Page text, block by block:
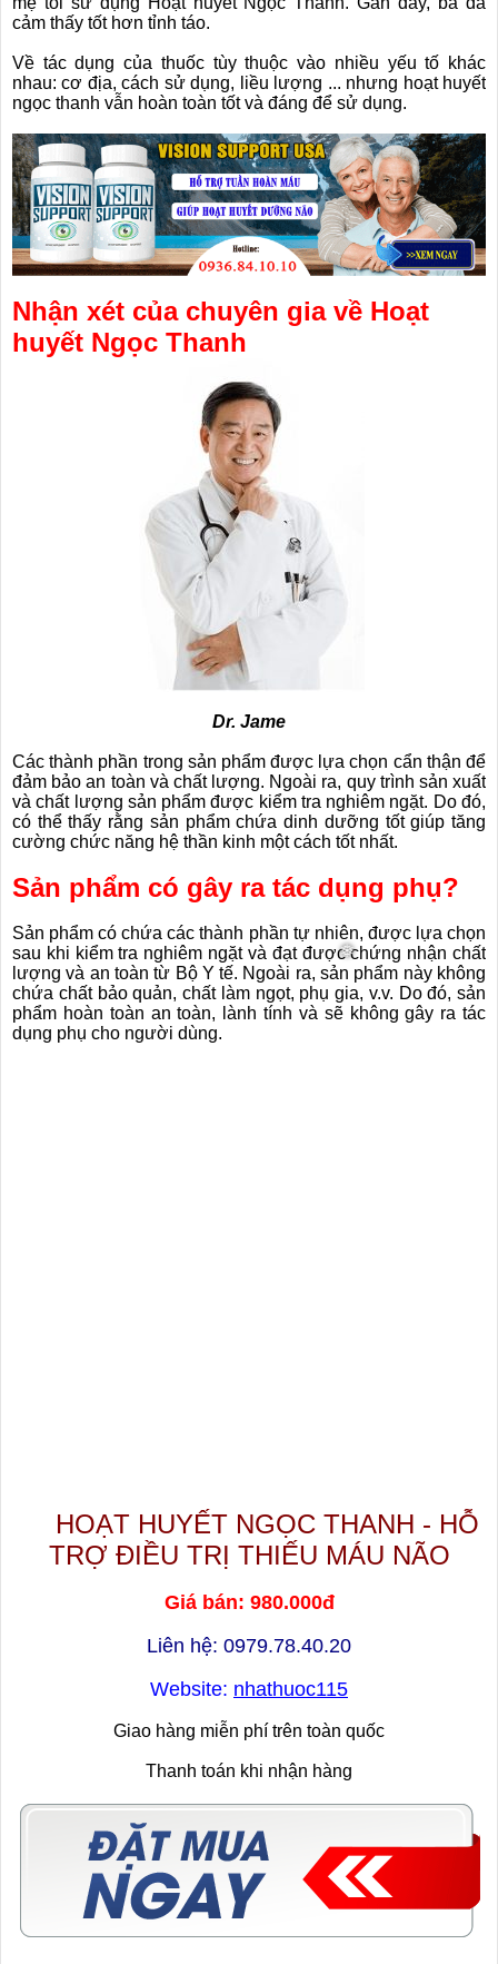
cảm thấy tốt hơn tỉnh táo.
Về tác dụng của thuốc tùy thuộc vào nhiều yếu tố khác
nhau: cơ địa, cách sử dụng, liều lượng ... nhưng hoạt huyết
ngọc thanh vẫn hoàn toàn tốt và đáng để sử dụng.
Nhận xét của chuyên gia về Hoạt
huyết Ngọc Thanh
Dr. Jame
Các thành phần trong sản phẩm được lựa chọn cẩn thận để
đảm bảo an toàn và chất lượng. Ngoài ra, quy trình sản xuất
và chất lượng sản phẩm được kiểm tra nghiêm ngặt. Do đó,
có thể thấy rằng sản phẩm chứa dinh dưỡng tốt giúp tăng
cường chức năng hệ thần kinh một cách tốt nhất.
Sản phẩm có gây ra tác dụng phụ?
Sản phẩm có chứa các thành phần tự nhiên, được lựa chọn
sau khi kiểm tra nghiêm ngặt và đạt được chứng nhận chất
lượng và an toàn từ Bộ Y tế. Ngoài ra, sản phẩm này không
chứa chất bảo quản, chất làm ngọt, phụ gia, v.v. Do đó, sản
phẩm hoàn toàn an toàn, lành tính và sẽ không gây ra tác
dụng phụ cho người dùng.
HOẠT HUYẾT NGỌC THANH - HỖ
TRỢ ĐIỀU TRỊ THIẾU MÁU NÃO
Giá bán: 980.000đ
Liên hệ: 0979.78.40.20
Website: nhathuoc115
Giao hàng miễn phí trên toàn quốc
Thanh toán khi nhận hàng